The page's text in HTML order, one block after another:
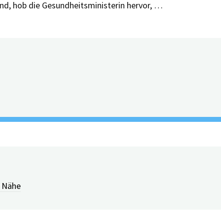
hob die Gesundheitsministerin hervor, …
wichtigste Informationsquelle ist der